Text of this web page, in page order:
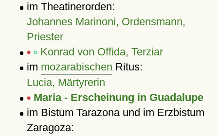
im Theatinerorden:
Johannes Marinoni, Ordensmann,
Priester
Konrad von Offida, Terziar
im mozarabischen Ritus:
Lucia, Märtyrerin
Maria - Erscheinung in Guadalupe
im Bistum Tarazona und im Erzbistum
Zaragoza: